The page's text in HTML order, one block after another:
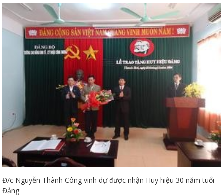
Đ/c Nguyễn Thành Công vinh dự được nhận Huy hiệu 30 năm tuổi
Đảng